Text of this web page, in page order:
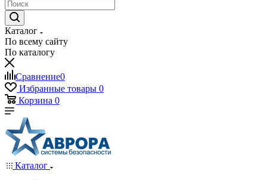
Каталог
По всему сайту
По каталогу
Сравнение0
Избранные товары 0
Корзина 0
Каталог